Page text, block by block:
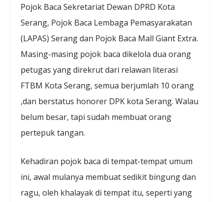
Pojok Baca Sekretariat Dewan DPRD Kota
Serang, Pojok Baca Lembaga Pemasyarakatan
(LAPAS) Serang dan Pojok Baca Mall Giant Extra.
Masing-masing pojok baca dikelola dua orang
petugas yang direkrut dari relawan literasi
FTBM Kota Serang, semua berjumlah 10 orang
,dan berstatus honorer DPK kota Serang. Walau
belum besar, tapi sudah membuat orang
pertepuk tangan.
Kehadiran pojok baca di tempat-tempat umum
ini, awal mulanya membuat sedikit bingung dan
ragu, oleh khalayak di tempat itu, seperti yang